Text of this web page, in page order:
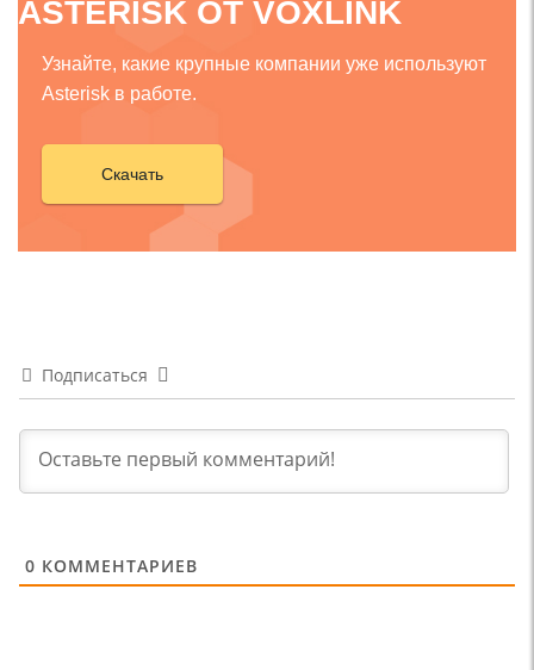
ASTERISK ОТ VOXLINK
Узнайте, какие крупные компании уже используют
Asterisk в работе.
Скачать
Подписаться
0 КОММЕНТАРИЕВ